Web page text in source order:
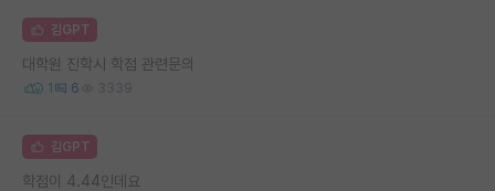
김GPT
대학원 진학시 학점 관련문의
1 6 3339
김GPT
학점이 4.44인데요